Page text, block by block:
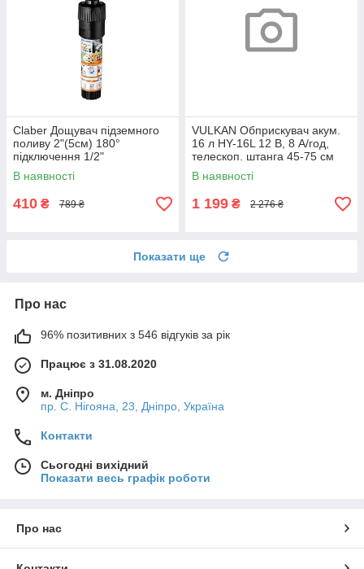
Claber Дощувач підземного
поливу 2"(5см) 180°
підключення 1/2"
В наявності
410 ₴ 789 ₴
VULKAN Обприскувач акум.
16 л HY-16L 12 В, 8 А/год,
телескоп. штанга 45-75 см
В наявності
1 199 ₴ 2 276 ₴
Показати ще
Про нас
96% позитивних з 546 відгуків за рік
Працює з 31.08.2020
м. Дніпро
пр. С. Нігояна, 23, Дніпро, Україна
Контакти
Сьогодні вихідний
Показати весь графік роботи
Про нас